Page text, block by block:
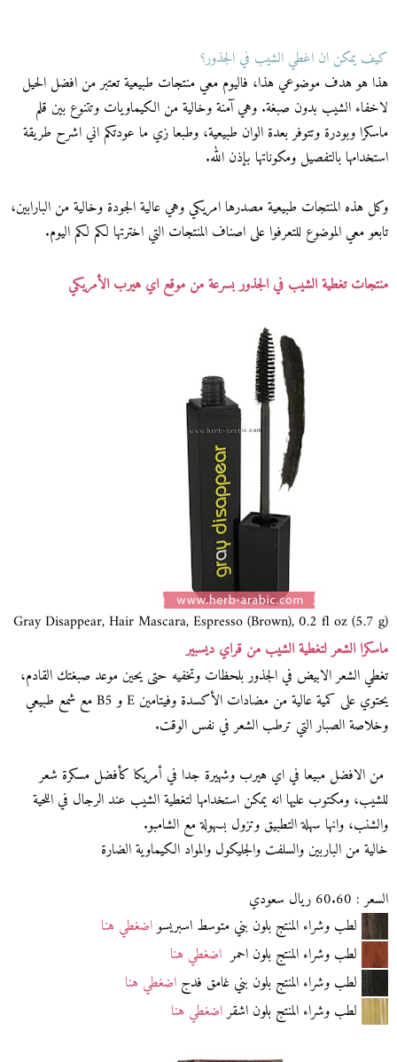
كيف يمكن ان اغطي الشيب في الجذور؟
هذا هو هدف موضوعي هذا، فاليوم معي منتجات طبيعية تعتبر من افضل الحيل
لاخفاء الشيب بدون صبغة. وهي آمنة وخالية من الكيماويات وتتنوع بين قلم
ماسكرا وبودرة وتتوفر بعدة الوان طبيعية، وطبعا زي ما عودتكم اني اشرح طريقة
استخدامها بالتفصيل ومكوناتها بإذن الله.
وكل هذه المنتجات طبيعية مصدرها امريكي وهي عالية الجودة وخالية من البارابين،
تابعو معي الموضوع للتعرفوا على اصناف المنتجات التي اخترتها لكم لكم اليوم.
منتجات تغطية الشيب في الجذور بسرعة من موقع اي هيرب الأمريكي
Gray Disappear, Hair Mascara, Espresso (Brown), 0.2 fl oz (5.7 g)
ماسكرا الشعر لتغطية الشيب من قراي ديسبير
تغطي الشعر الابيض في الجذور بلحظات وتخفيه حتى يحين موعد صبغتك القادم،
يحتوي على كمية عالية من مضادات الأكسدة وفيتامين E و B5 مع شمع طبيعي
وخلاصة الصبار التي ترطب الشعر في نفس الوقت.
من الافضل مبيعا في اي هيرب وشهيرة جدا في أمريكا كأفضل مسكرة شعر
للشيب، ومكتوب عليها انه يمكن استخدامها لتغطية الشيب عند الرجال في اللحية
والشنب، وانها سهلة التطبيق وتزول بسهولة مع الشامبو.
خالية من الباربين والسلفت والجليكول والمواد الكيماوية الضارة
السعر : 60.60 ريال سعودي
لطب وشراء المنتج بلون بني متوسط اسبريسواضغطي هنا
لطب وشراء المنتج بلون احمر اضغطي هنا
لطب وشراء المنتج بلون بني غامق فدجاضغطي هنا
لطب وشراء المنتج بلون اشقراضغطي هنا